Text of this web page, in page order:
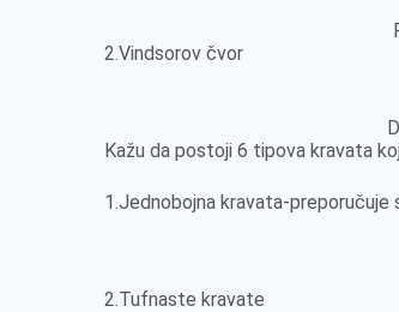
2.Vindsorov čvor
Kažu da postoji 6 tipova kravata
1.Jednobojna kravata-preporučuje
2.Tufnaste kravate